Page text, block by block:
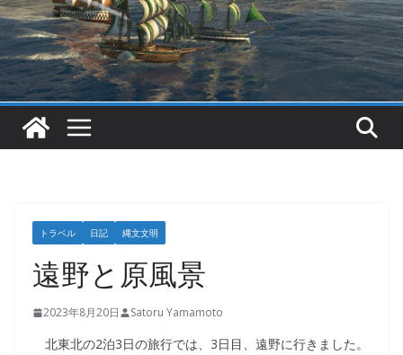
トラベル 日記 縄文文明
遠野と原風景
2023年8月20日 Satoru Yamamoto
北東北の2泊3日の旅行では、3日目、遠野に行きました。